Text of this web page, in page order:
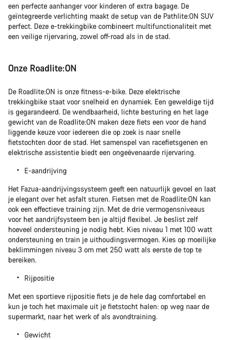
een perfecte aanhanger voor kinderen of extra bagage. De
geïntegreerde verlichting maakt de setup van de Pathlite:ON SUV
perfect. Deze e-trekkingbike combineert multifunctionaliteit met
een veilige rijervaring, zowel off-road als in de stad.
Onze Roadlite:ON
De Roadlite:ON is onze fitness-e-bike. Deze elektrische
trekkingbike staat voor snelheid en dynamiek. Een geweldige tijd
is gegarandeerd. De wendbaarheid, lichte besturing en het lage
gewicht van de Roadlite:ON maken deze fiets een voor de hand
liggende keuze voor iedereen die op zoek is naar snelle
fietstochten door de stad. Het samenspel van racefietsgenen en
elektrische assistentie biedt een ongeëvenaarde rijervaring.
E-aandrijving
Het Fazua-aandrijvingssysteem geeft een natuurlijk gevoel en laat
je elegant over het asfalt sturen. Fietsen met de Roadlite:ON kan
ook een effectieve training zijn. Met de drie vermogensniveaus
voor het aandrijfsysteem ben je altijd flexibel. Je beslist zelf
hoeveel ondersteuning je nodig hebt. Kies niveau 1 met 100 watt
ondersteuning en train je uithoudingsvermogen. Kies op moeilijke
beklimmingen niveau 3 om met 250 watt als eerste de top te
bereiken.
Rijpositie
Met een sportieve rijpositie fiets je de hele dag comfortabel en
kun je toch het maximale uit je fietstocht halen: op weg naar de
supermarkt, naar het werk of als avondtraining.
Gewicht